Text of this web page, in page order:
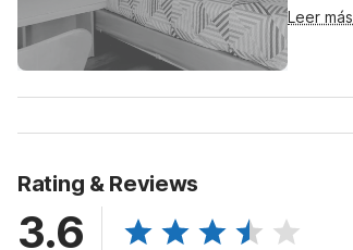
Leer más
Rating & Reviews
3.6